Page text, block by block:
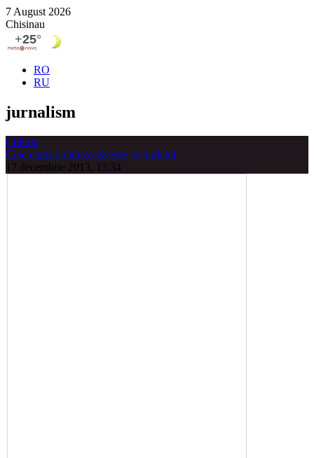
7 August 2026
Chisinau
RO
RU
jurnalism
Cultura
Cine caută cu inima găsește cu sufletul
17 decembrie 2013, 13:34